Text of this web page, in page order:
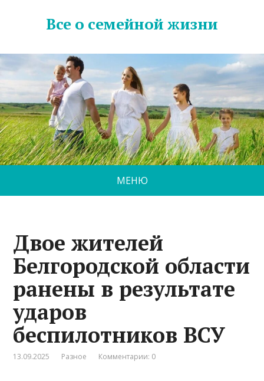
Все о семейной жизни
МЕНЮ
Двое жителей
Белгородской области
ранены в результате
ударов
беспилотников ВСУ
13.09.2025 Разное Комментарии: 0